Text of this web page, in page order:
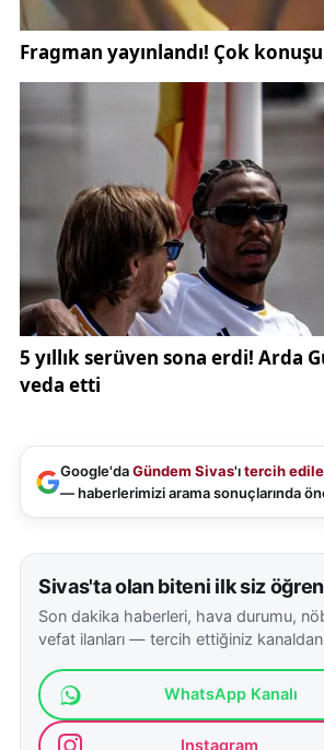
Google'daGündem Sivas'ıtercih
— haberlerimizi arama sonuçlarında
Sivas'ta olan biteni ilk siz
Son dakika haberleri, hava durumu,
vefat ilanları — tercih ettiğiniz kanaldan
WhatsApp Kanalı
Instagram